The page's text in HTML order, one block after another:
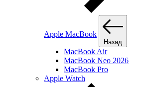
Apple MacBook
Назад
MacBook Air
MacBook Neo 2026
MacBook Pro
Apple Watch